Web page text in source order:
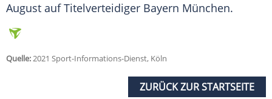
August aufTitelverteidiger Bayern München.
Quelle:2021 Sport-Informations-Dienst, Köln
ZURÜCK ZUR STARTSEITE